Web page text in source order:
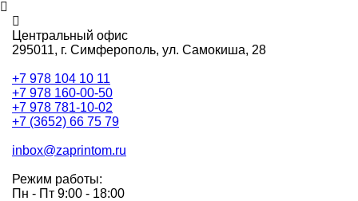
Центральный офис
295011, г. Симферополь, ул. Самокиша, 28
+7 978 104 10 11
+7 978 160-00-50
+7 978 781-10-02
+7 (3652) 66 75 79
inbox@zaprintom.ru
Режим работы:
Пн - Пт 9:00 - 18:00